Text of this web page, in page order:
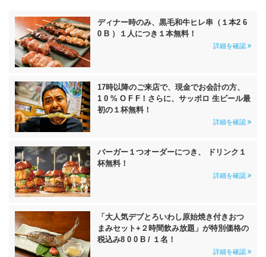
ディナー時のみ、黒毛和牛ヒレ串（１本2 6
0 B ）１人につき１本無料！
詳細を確認
17時以降のご来店で、現金でお会計の方、
1 0 % O F F！さらに、サッポロ 生ビール最
初の１杯無料！
詳細を確認
バーガー１つオーダーにつき、 ドリンク１
杯無料！
詳細を確認
「大人気デブとろいわし原始焼き付きおつ
まみセット+２時間飲み放題」が特別価格の
税込み8 0 0 B / １名！
詳細を確認